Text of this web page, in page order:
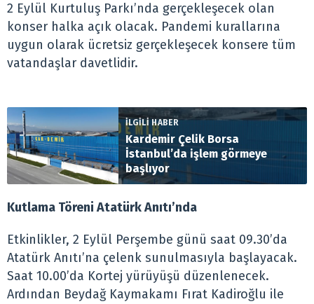
2 Eylül Kurtuluş Parkı’nda gerçekleşecek olan
konser halka açık olacak. Pandemi kurallarına
uygun olarak ücretsiz gerçekleşecek konsere tüm
vatandaşlar davetlidir.
İLGİLİ HABER
Kardemir Çelik Borsa
İstanbul’da işlem görmeye
başlıyor
Kutlama Töreni Atatürk Anıtı’nda
Etkinlikler, 2 Eylül Perşembe günü saat 09.30’da
Atatürk Anıtı’na çelenk sunulmasıyla başlayacak.
Saat 10.00’da Kortej yürüyüşü düzenlenecek.
Ardından Beydağ Kaymakamı Fırat Kadiroğlu ile